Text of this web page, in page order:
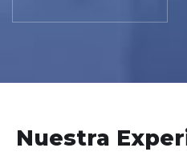
Nuestra